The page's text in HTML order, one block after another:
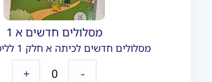
מסלולים חדשים א 1
מסלולים חדשים לכיתה א חלק 1 ללימוד חשבון
-
+